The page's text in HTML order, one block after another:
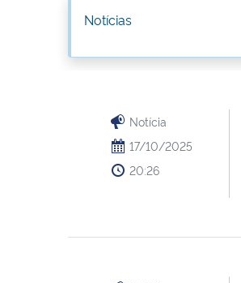
Notícias
Notícia
17/10/2025
20:26